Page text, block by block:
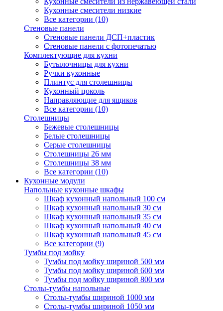
Кухонные смесители низкие
Все категории (10)
Стеновые панели
Стеновые панели ДСП+пластик
Стеновые панели с фотопечатью
Комплектующие для кухни
Бутылочницы для кухни
Ручки кухонные
Плинтус для столешницы
Кухонный цоколь
Направляющие для ящиков
Все категории (10)
Столешницы
Бежевые столешницы
Белые столешницы
Серые столешницы
Столешницы 26 мм
Столешницы 38 мм
Все категории (10)
Кухонные модули
Напольные кухонные шкафы
Шкаф кухонный напольный 100 см
Шкаф кухонный напольный 30 см
Шкаф кухонный напольный 35 см
Шкаф кухонный напольный 40 см
Шкаф кухонный напольный 45 см
Все категории (9)
Тумбы под мойку
Тумбы под мойку шириной 500 мм
Тумбы под мойку шириной 600 мм
Тумбы под мойку шириной 800 мм
Столы-тумбы напольные
Столы-тумбы шириной 1000 мм
Столы-тумбы шириной 1050 мм